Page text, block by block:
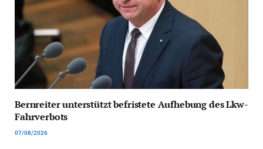
Bernreiter unterstützt befristete Aufhebung des Lkw-
Fahrverbots
07/08/2026